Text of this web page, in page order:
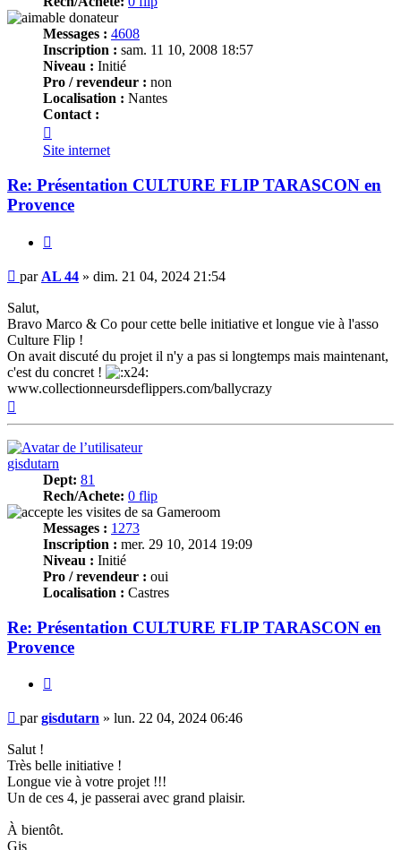
Messages : 4608
Inscription : sam. 11 10, 2008 18:57
Niveau : Initié
Pro / revendeur : non
Localisation : Nantes
Contact :
AL
44
Site internet
Re: Présentation CULTURE FLIP TARASCON en
Provence
Message
par AL 44 » dim. 21 04, 2024 21:54
Salut,
Bravo Marco & Co pour cette belle initiative et longue vie à l'asso
Culture Flip !
On avait discuté du projet il n'y a pas si longtemps mais maintenant,
c'est du concret !
www.collectionneursdeflippers.com/ballycrazy
gisdutarn
Dept: 81
Rech/Achete: 0 flip
Messages : 1273
Inscription : mer. 29 10, 2014 19:09
Niveau : Initié
Pro / revendeur : oui
Localisation : Castres
Re: Présentation CULTURE FLIP TARASCON en
Provence
Message
pargisdutarn » lun. 22 04, 2024 06:46
Salut !
Très belle initiative !
Longue vie à votre projet !!!
Un de ces 4, je passerai avec grand plaisir.
À bientôt.
Gis